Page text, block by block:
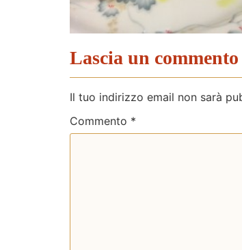
Lascia un commento
Il tuo indirizzo email non sarà
Commento *